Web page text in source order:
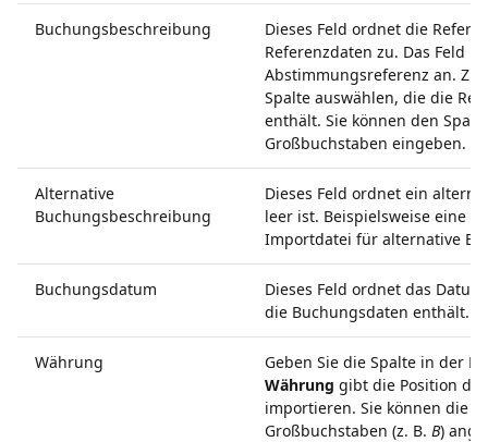
Buchungsbeschreibung
Dieses Feld ordnet die
Referenzdaten zu. Das Feld
Abstimmungsreferenz an.
Spalte auswählen, die die
enthält. Sie können den
Großbuchstaben eingeben.
Alternative
Buchungsbeschreibung
Dieses Feld ordnet ein
leer ist. Beispielsweise eine
Importdatei für alternative
Buchungsdatum
Dieses Feld ordnet das
die Buchungsdaten enthält.
Währung
Geben Sie die Spalte in der
Währung gibt die Position
importieren. Sie können die
Großbuchstaben (z. B. B)